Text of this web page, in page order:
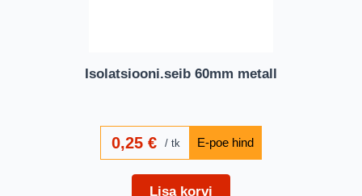
Isolatsiooni.seib 60mm metall
0,25€ tk
Lisa korvi